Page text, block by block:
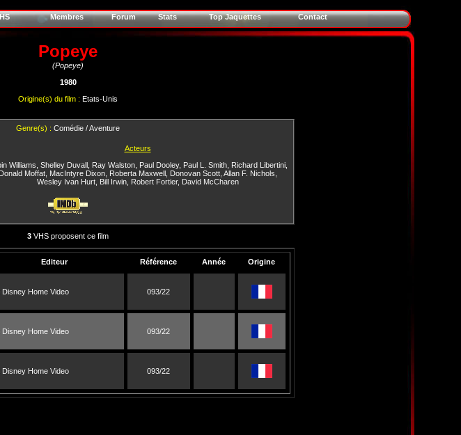
Membres Forum Stats Top Jaquettes Contact
Popeye
(Popeye)
1980
Origine(s) du film : Etats-Unis
Genre(s) : Comédie / Aventure
Acteurs
Williams Shelley Duvall Ray Walston Paul Dooley, Paul L. Smith Richard Libertini
Donald Moffat, MacIntyre Dixon, Roberta Maxwell, Donovan Scott, Allan F. Nichols
Wesley Ivan Hurt, Bill Irwin, Robert Fortier, David McCharen
3 VHS proposent ce film
Editeur Référence Année Origine
Disney Home Video 093/22
Disney Home Video 093/22
Disney Home Video 093/22